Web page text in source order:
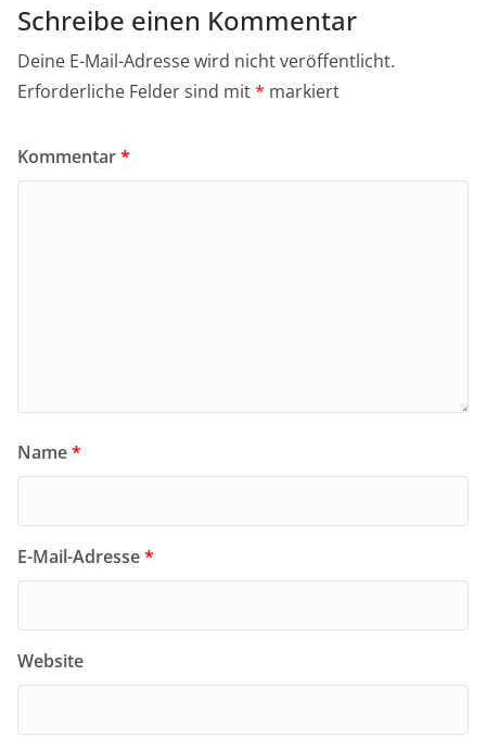
Schreibe einen Kommentar
Deine E-Mail-Adresse wird nicht veröffentlicht.
Erforderliche Felder sind mit* markiert
Kommentar*
Name*
E-Mail-Adresse*
Website